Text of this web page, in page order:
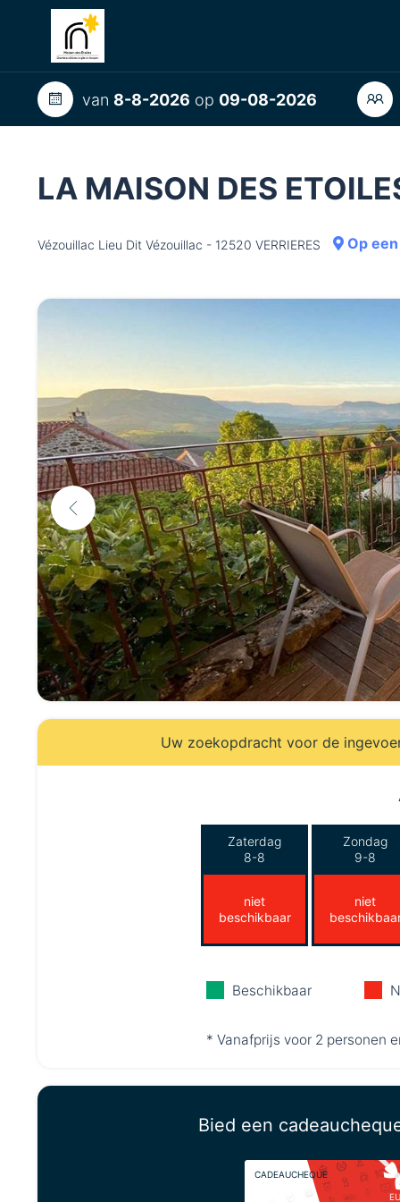
van 8-8-2026 op 09-08-2026
LA MAISON DES
Vézouillac Lieu Dit Vézouillac - 12520 VERRIERES Op
Uw zoekopdracht voor de
Zaterdag
8-8
niet
beschikbaar
Zondag
9-8
niet
Beschikbaar
* Vanafprijs voor 2 personen
Bied een
CADEAUCHEQUE